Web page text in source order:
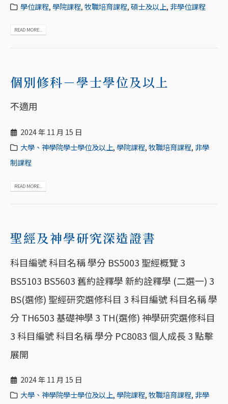
學位課程, 學院課程,牧職培育課程,碩士及以上,非學位課程
READ MORE...
個別修科－學士學位及以上
不適用
2024 年 11 月 15 日
大學、神學院學士學位及以上, 學院課程,牧職培育課程,非學
制課程
READ MORE...
聖經及神學研究深造證書
科目編號 科目名稱 學分 BS5003 聖經概覽 3
BS5103 BS5603 舊約詮釋學 新約詮釋學 (二選一) 3
BS(選修) 聖經研究選修科目 3 科目編號 科目名稱 學
分 TH6503 基礎神學 3 TH(選修) 神學研究選修科目
3 科目編號 科目名稱 學分 PC8083 個人成長 3 點擊
展開
2024 年 11 月 15 日
大學、神學院學士學位及以上, 學院課程,牧職培育課程,非學